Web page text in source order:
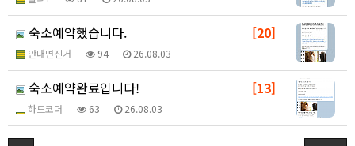
[20]
숙소예약했습니다.
안내면진거 94 26.08.03
[13]
숙소예약완료입니다!
하드코더 63 26.08.03